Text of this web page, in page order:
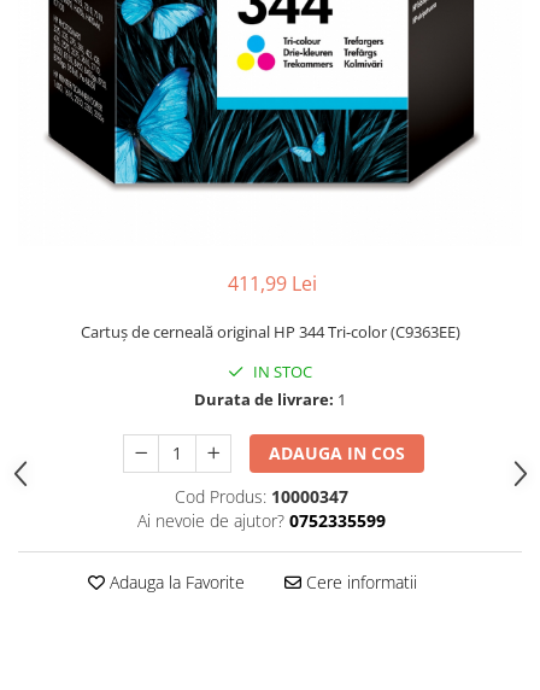
411,99 Lei
Cartuş de cerneală original HP 344 Tri-color (C9363EE)
IN STOC
Durata de livrare: 1
ADAUGA IN COS
Cod Produs: 10000347
Ai nevoie de ajutor? 0752335599
Adauga la Favorite Cere informatii